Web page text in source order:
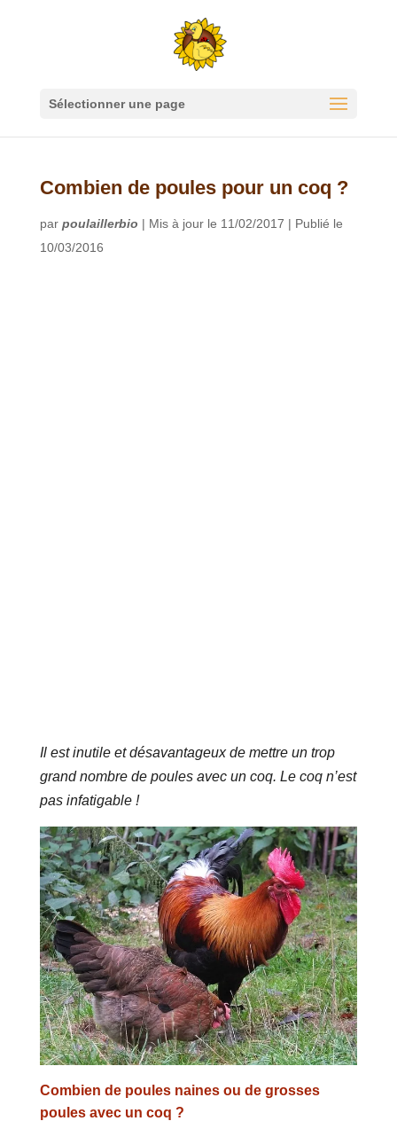
Sélectionner une page
Combien de poules pour un coq ?
par poulaillerbio | Mis à jour le 11/02/2017 | Publié le
10/03/2016
Il est inutile et désavantageux de mettre un trop
grand nombre de poules avec un coq. Le coq n’est
pas infatigable !
Combien de poules naines ou de grosses
poules avec un coq ?